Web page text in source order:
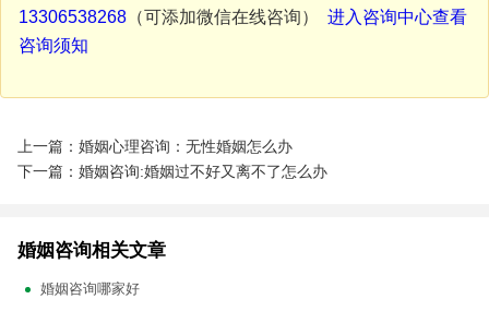
13306538268（可添加微信在线咨询） 进入咨询中心查看
咨询须知
上一篇：婚姻心理咨询：无性婚姻怎么办
下一篇：婚姻咨询:婚姻过不好又离不了怎么办
婚姻咨询相关文章
婚姻咨询哪家好